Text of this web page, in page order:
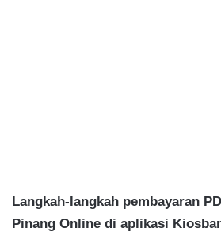
Langkah-langkah pembayaran
Pinang Online di aplikasi